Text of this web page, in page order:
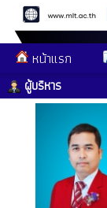
หน้าแรก
ผู้บริหาร